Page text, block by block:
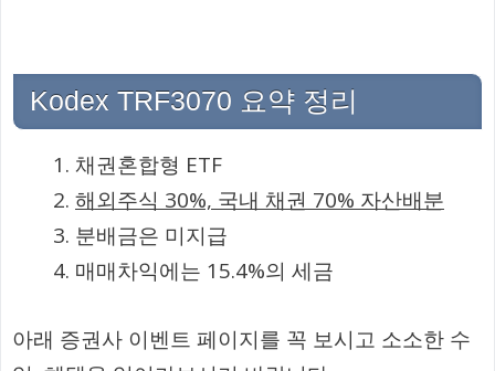
Kodex TRF3070 요약 정리
채권혼합형 ETF
해외주식 30%, 국내 채권 70% 자산배분
분배금은 미지급
매매차익에는 15.4%의 세금
아래 증권사 이벤트 페이지를 꼭 보시고 소소한 수